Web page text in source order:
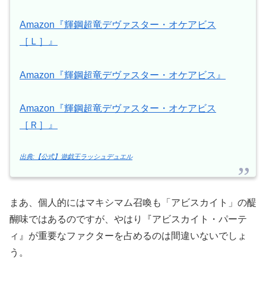
Amazon『輝鋼超竜デヴァスター・オケアビス
［Ｌ］』
Amazon『輝鋼超竜デヴァスター・オケアビス』
Amazon『輝鋼超竜デヴァスター・オケアビス
［Ｒ］』
出典:【公式】遊戯王ラッシュデュエル
まあ、個人的にはマキシマム召喚も「アビスカイト」の醍
醐味ではあるのですが、やはり『アビスカイト・パーテ
ィ』が重要なファクターを占めるのは間違いないでしょ
う。